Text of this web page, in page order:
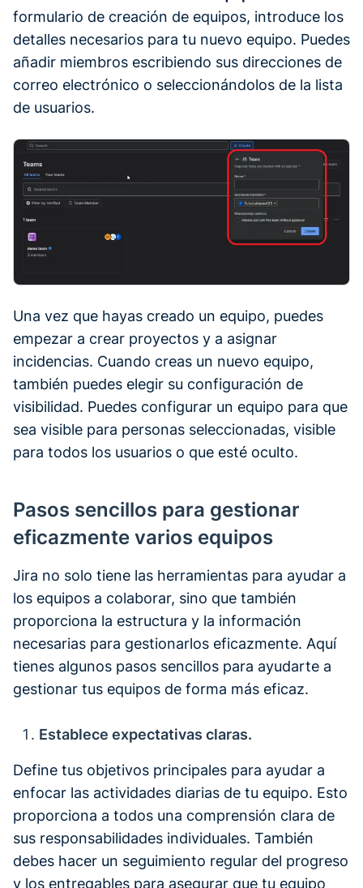
formulario de creación de equipos, introduce los
detalles necesarios para tu nuevo equipo. Puedes
añadir miembros escribiendo sus direcciones de
correo electrónico o seleccionándolos de la lista
de usuarios.
Una vez que hayas creado un equipo, puedes
empezar a crear proyectos y a asignar
incidencias. Cuando creas un nuevo equipo,
también puedes elegir su configuración de
visibilidad. Puedes configurar un equipo para que
sea visible para personas seleccionadas, visible
para todos los usuarios o que esté oculto.
Pasos sencillos para gestionar
eficazmente varios equipos
Jira no solo tiene las herramientas para ayudar a
los equipos a colaborar, sino que también
proporciona la estructura y la información
necesarias para gestionarlos eficazmente. Aquí
tienes algunos pasos sencillos para ayudarte a
gestionar tus equipos de forma más eficaz.
Establece expectativas claras.
Define tus objetivos principales para ayudar a
enfocar las actividades diarias de tu equipo. Esto
proporciona a todos una comprensión clara de
sus responsabilidades individuales. También
debes hacer un seguimiento regular del progreso
y los entregables para asegurar que tu equipo